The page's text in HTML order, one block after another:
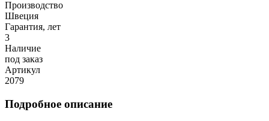
Производство
Швеция
Гарантия, лет
3
Наличие
под заказ
Артикул
2079
Подробное описание